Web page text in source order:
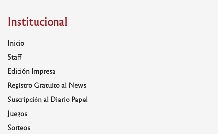
Institucional
Inicio
Staff
Edición Impresa
Registro Gratuito al News
Suscripción al Diario Papel
Juegos
Sorteos